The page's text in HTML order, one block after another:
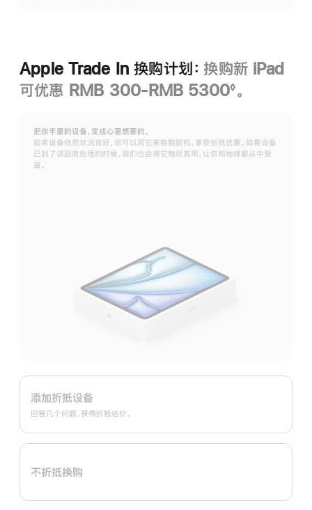
Apple Trade In 换购计划： 换购新 iPad
可优惠 RMB 300-RMB 5300◊ 。
把你手里的设备，变成心里想要的。
如果设备依然状况良好，你可以用它来换购新机，享受折抵优惠。如果设备
已到了该回收处理的时候，我们也会将它物尽其用，让你和地球都从中受
益。
Apple
Trade
换
购
划：
添加折抵设备
回答几个问题，获得折抵估价。
不折抵换购